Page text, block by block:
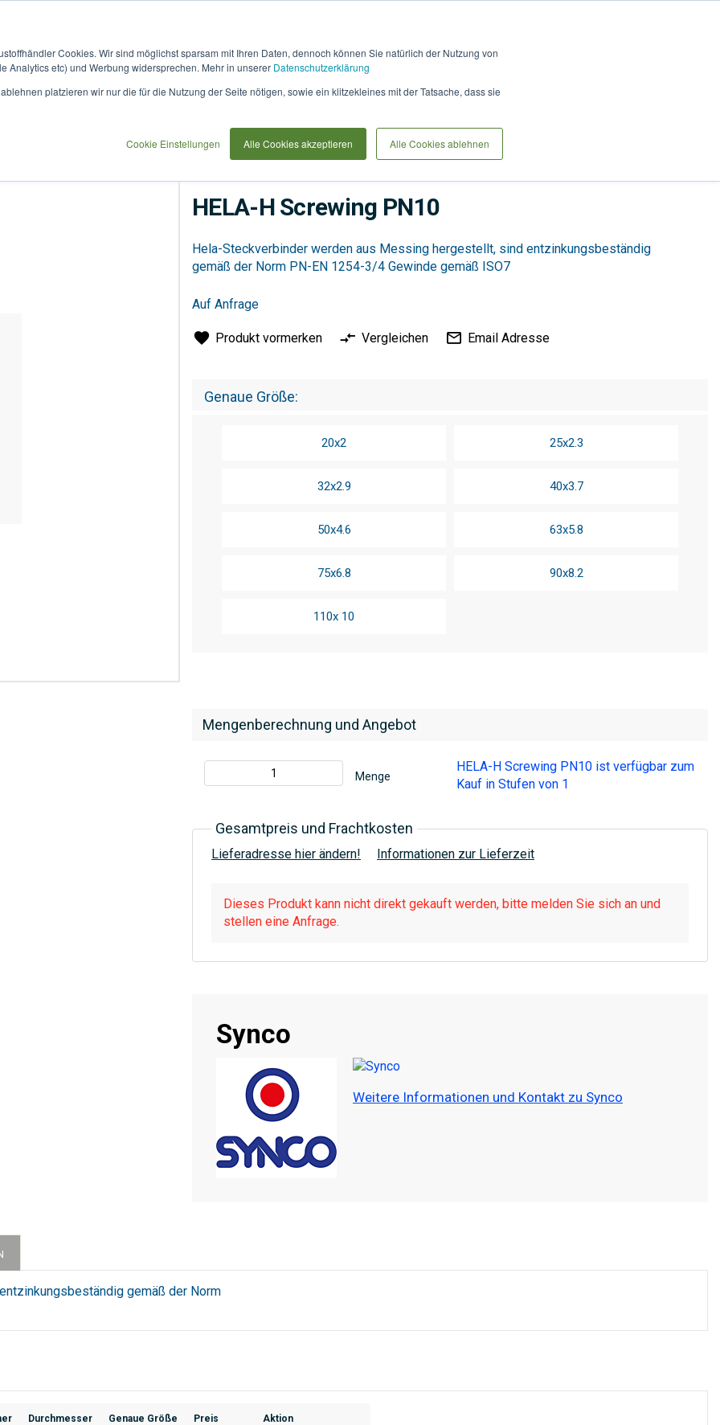
Cookies. Wir sind möglichst sparsam mit Ihren Daten, dennoch können Sie natürlich der Nutzung von
Analytics etc) und Werbung widersprechen. Mehr in unserer Datenschutzerklärung
platzieren wir nur die für die Nutzung der Seite nötigen, sowie ein klitzekleines mit der Tatsache, dass sie
Cookie Einstellungen Alle Cookies akzeptieren Alle Cookies ablehnen
it
HELA-H Screwing PN10
Mengenberechnung und Angebot
Menge
HELA-H Screwing PN10 ist verfügbar zum
Kauf in Stufen von 1
Gesamtpreis und Frachtkosten
Lieferadresse hier ändern! Informationen zur Lieferzeit
Dieses Produkt kann nicht direkt gekauft werden, bitte melden Sie sich an und
stellen eine Anfrage.
Synco
Weitere Informationen und Kontakt zu Synco
Hela-Steckverbinder werden aus Messing hergestellt, sind entzinkungsbeständig
gemäß der Norm PN-EN 1254-3/4 Gewinde gemäß ISO7
Auf Anfrage
Produkt vormerken Vergleichen Email Adresse
Genaue Größe
20x2 25x2.3
32x2.9 40x3.7
50x4.6 63x5.8
75x6.8 90x8.2
110x 10
gemäß der Norm
Durchmesser Genaue Größe Preis Aktion